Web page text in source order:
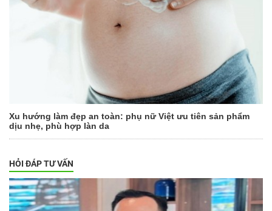
Xu hướng làm đẹp an toàn: phụ nữ Việt ưu tiên sản phẩm
dịu nhẹ, phù hợp làn da
HỎI ĐÁP TƯ VẤN